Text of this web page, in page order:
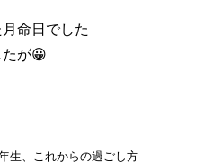
命日でした
が😀
生、これからの過ごし方